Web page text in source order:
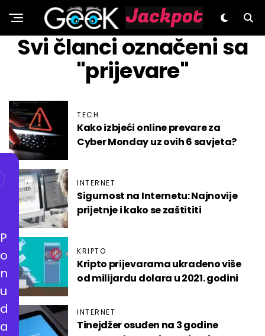
GeeK.hr
Svi članci označeni sa
"prijevare"
TECH
Kako izbjeći online prevare za
Cyber Monday uz ovih 6 savjeta?
INTERNET
Sigurnost na Internetu: Najnovije
prijetnje i kako se zaštititi
KRIPTO
Kripto prijevarama ukradeno više
od milijardu dolara u 2021. godini
INTERNET
Tinejdžer osuđen na 3 godine
P
o
n
u
d
a